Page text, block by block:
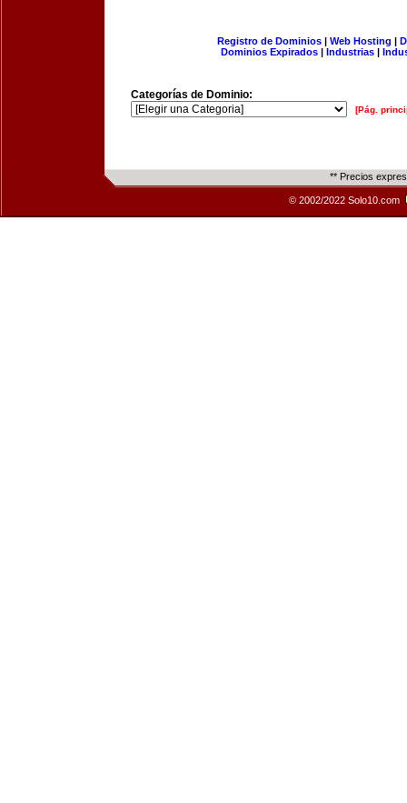
Registro de Dominios| Web Hosting |
Dominios Expirados | Industrias |
Categorías de Dominio:
[Pág.
** Precios
© 2002/2022 Solo10.com